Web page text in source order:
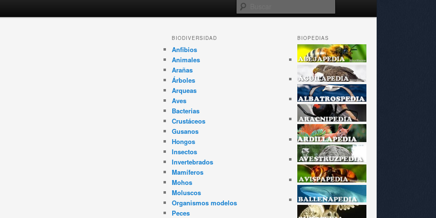
Navegador
de
artículos
BIOPEDIAS
BIODIVERSIDAD
Anfibios
Animales
Arañas
Árboles
Arqueas
Aves
Bacterias
Crustáceos
Gusanos
Hongos
Insectos
Invertebrados
Mamíferos
Mohos
Moluscos
Organismos modelos
Peces